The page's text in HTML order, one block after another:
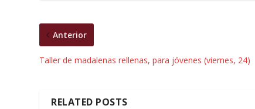
Anterior
Taller de madalenas rellenas, para jóvenes (viernes, 24)
RELATED POSTS